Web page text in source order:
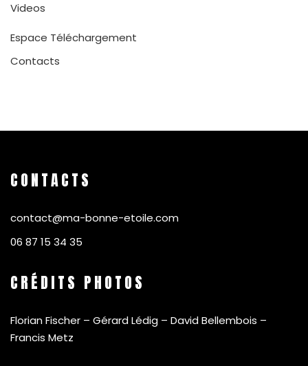
Videos
Espace Téléchargement
Contacts
CONTACTS
contact@ma-bonne-etoile.com
06 87 15 34 35
CRÉDITS PHOTOS
Florian Fischer – Gérard Lédig – David Bellembois –
Francis Metz